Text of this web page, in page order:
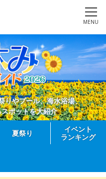
MENU
りやプール、海水浴場、
ポットを大紹介
夏祭り
イベント
ランキング